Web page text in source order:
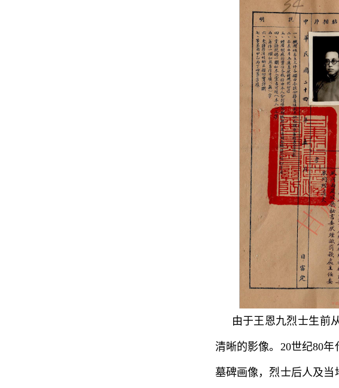
由于王恩九烈士生前
清晰的影像。20世纪80
墓碑画像，烈士后人及